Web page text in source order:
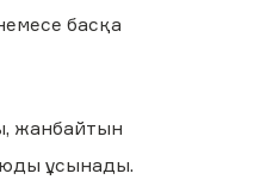
басқа
жанбайтын
ұсынады.